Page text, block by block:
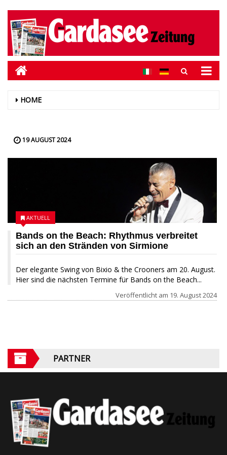
HOME
19 AUGUST 2024
Bands on the Beach: Rhythmus verbreitet
sich an den Stränden von Sirmione
Der elegante Swing von Bixio & the Crooners am 20. August.
Hier sind die nächsten Termine für Bands on the Beach...
AKTUELL
Veröffentlicht am 19. August 2024
PARTNER